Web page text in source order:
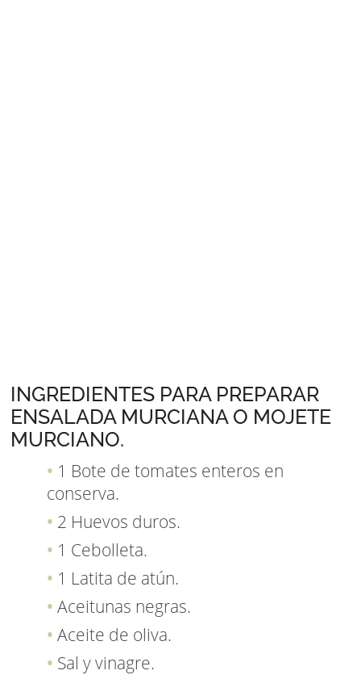
INGREDIENTES PARA PREPARAR
ENSALADA MURCIANA O MOJETE
MURCIANO.
1 Bote de tomates enteros en
conserva.
2 Huevos duros.
1 Cebolleta.
1 Latita de atún.
Aceitunas negras.
Aceite de oliva.
Sal y vinagre.